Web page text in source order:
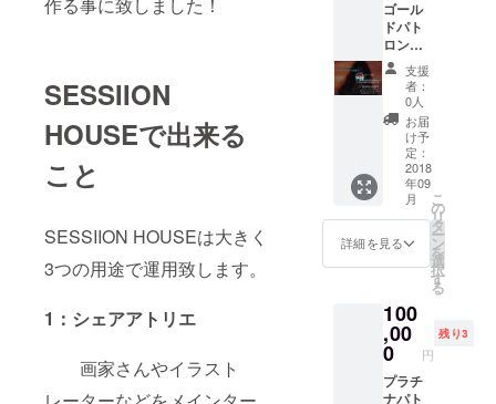
SESSIION
HOUSEで出来る
こと
SESSIION HOUSEは大きく
3つの用途で運用致します。
1：シェアアトリエ
画家さんやイラスト
だく
為、3名
限定に
致しま
す！ ※
日程に
ついて
は後日
調整
後、ご
連絡致
しま
す！
半年間
いつで
もクリ
エイ
ターと
の交流
会に無
料で参
加頂け
ます！
是非
SESSII
ONの
アー
添え下
さ
い！！
※限定20
名まで
ゴール
ドパト
ロン会
員権！
これか
ら活躍
する
アー
ティス
トや、
日本の
芸術・
アート
文化を
支援し
たい方
たリ
ターン
です！
1年間い
つでも
クリエ
支援
者：
0人
お届
け予
定：
2018
年09
月
詳細を見る
こ
の
リ
タ
ー
ン
を
選
択
す
る
100
,00
0 円
残り3
プラチ
ナパト